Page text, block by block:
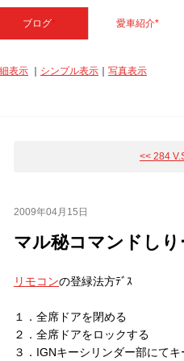
ブログ* 愛車紹介*
表示 シンプル表示 写真表示
<< 284
2009年04月15日
マル秘コマンドしり
リモコンの登緑法方ﾃﾞｽ
１．全席ドアを閉める
２．全席ドアをロックする
３．IGNキーシリンダー部にて